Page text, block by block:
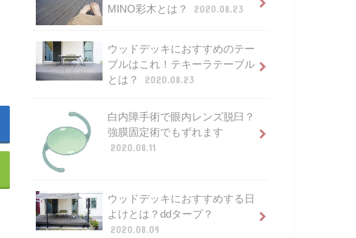
MINO彩木とは？
2020.08.23
ウッドデッキにおすすめのテー
ブルはこれ！テキーラテーブル
とは？
2020.08.23
白内障手術で眼内レンズ脱臼？
強膜固定術でもずれます
2020.08.11
ウッドデッキにおすすめする日
よけとは？ddタープ？
2020.08.09